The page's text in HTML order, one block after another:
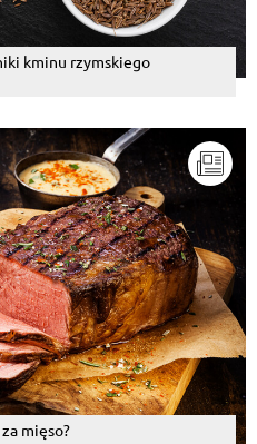
kminu rzymskiego
mięso?